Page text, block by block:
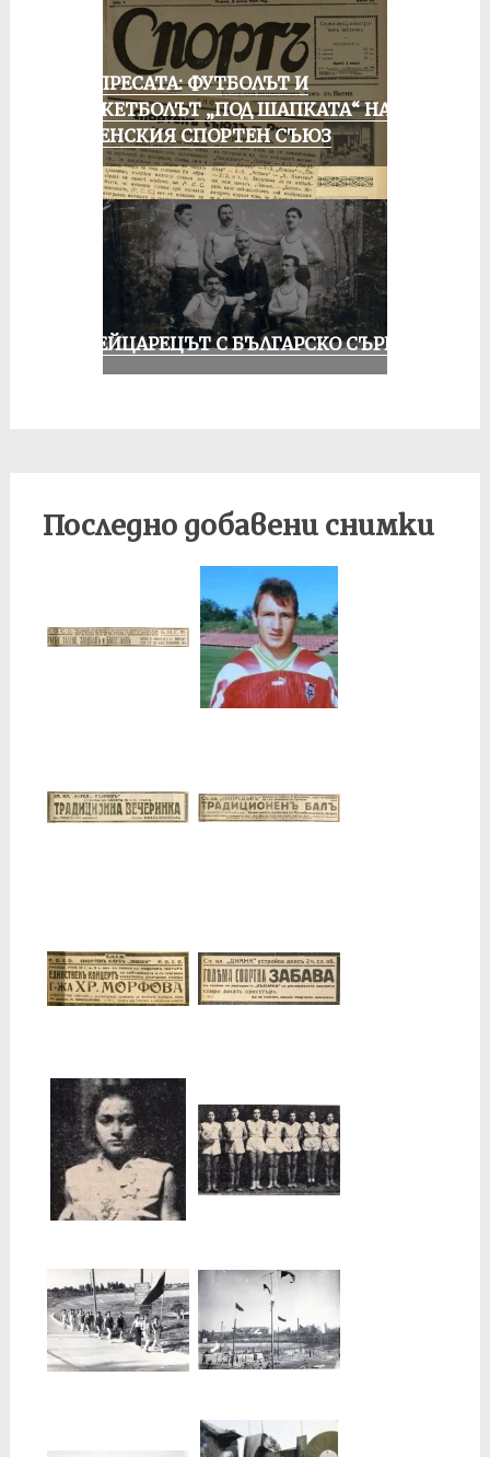
ОТ ПРЕСАТА: ФУТБОЛЪТ И
БАСКЕТБОЛЪТ „ПОД ШАПКАТА“ НА
РУСЕНСКИЯ СПОРТЕН СЪЮЗ
ШВЕЙЦАРЕЦЪТ С БЪЛГАРСКО СЪРЦЕ
Последно добавени снимки